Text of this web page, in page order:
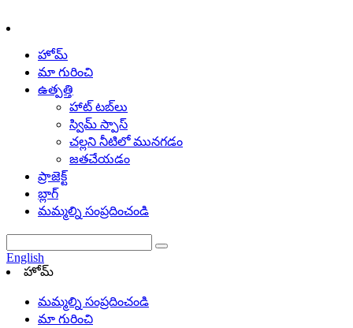
హోమ్
మా గురించి
ఉత్పత్తి
హాట్ టబ్‌లు
స్విమ్ స్పాస్
చల్లని నీటిలో మునగడం
జతచేయడం
ప్రాజెక్ట్
బ్లాగ్
మమ్మల్ని సంప్రదించండి
English
హోమ్
మమ్మల్ని సంప్రదించండి
మా గురించి